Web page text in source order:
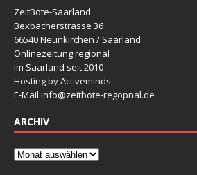
ZeitBote-Saarland
Bexbacherstrasse 36
66540 Neunkirchen / Saarland
Onlinezeitung regional
im Saarland seit 2010
Hosting by Activeminds
E-Mail:info@zeitbote-regopnal.de
ARCHIV